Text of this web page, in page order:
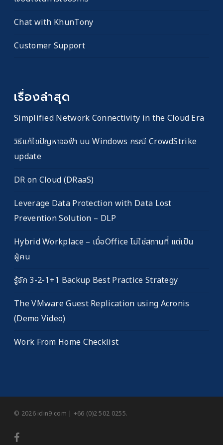
Chat with KhunTony
Customer Support
เรื่องล่าสุด
Simplified Network Connectivity in the Cloud Era
วิธีแก้ไขปัญหาจอฟ้า บน Windows กรณี CrowdStrike
update
DR on Cloud (DRaaS)
Leverage Data Protection with Data Lost
Prevention Solution – DLP
Hybrid Workplace – เมื่อOffice ไม่ใช่สถานที่ แต่เป็น
ผู้คน
รู้จัก 3-2-1+1 Backup Best Practice Strategy
The VMware Guest Replication using Acronis
(Demo Video)
Work From Home Checklist
© 2026 idin9.com | +66 (0)2 502 0255.
facebook